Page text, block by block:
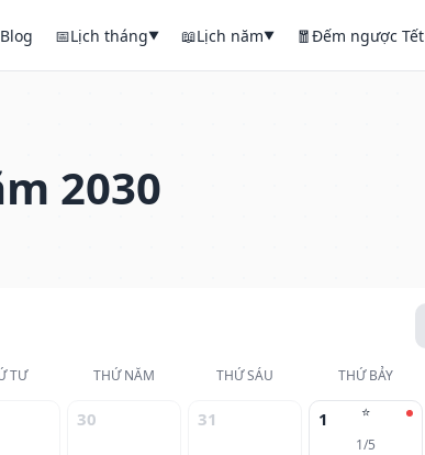
Blog 📅Lịch tháng▼ 📖Lịch năm▼ 🧧Đếm ngược Tết
2030
TƯ THỨ NĂM THỨ SÁU THỨ BẢY
30 31 ⭐
1
1/5